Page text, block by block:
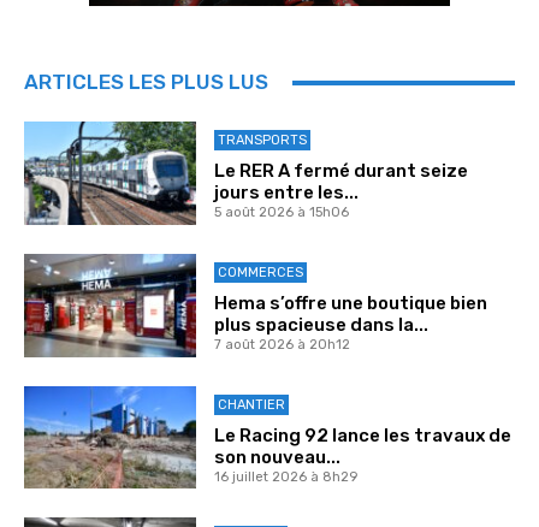
ARTICLES LES PLUS LUS
TRANSPORTS
Le RER A fermé durant seize
jours entre les...
5 août 2026 à 15h06
COMMERCES
Hema s’offre une boutique bien
plus spacieuse dans la...
7 août 2026 à 20h12
CHANTIER
Le Racing 92 lance les travaux de
son nouveau...
16 juillet 2026 à 8h29